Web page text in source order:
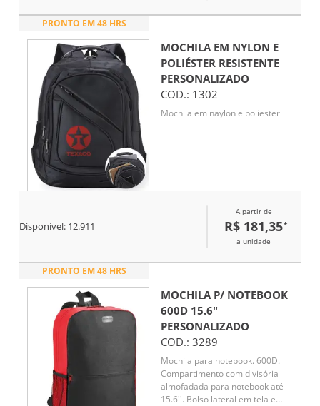
PRONTO EM 48 HRS
MOCHILA EM NYLON E
POLIÉSTER RESISTENTE
PERSONALIZADO
COD.: 1302
Mochila em naylon e poliester
Disponível: 12.911
A partir de
R$ 181,35*
a unidade
PRONTO EM 48 HRS
MOCHILA P/ NOTEBOOK
600D 15.6"
PERSONALIZADO
COD.: 3289
Mochila para notebook. 600D.
Compartimento com divisória
almofadada para notebook até
15.6''. Bolso lateral em tela e